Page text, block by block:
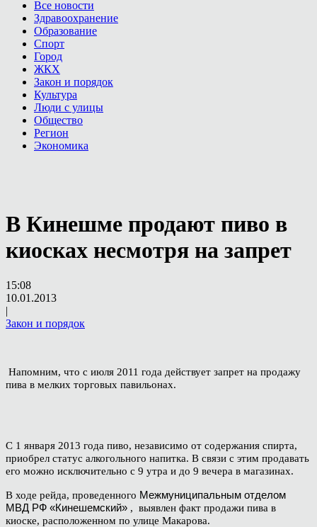
Все новости
Здравоохранение
Образование
Спорт
Город
ЖКХ
Закон и порядок
Культура
Люди с улицы
Общество
Регион
Экономика
В Кинешме продают пиво в
киосках несмотря на запрет
15:08
10.01.2013
|
Закон и порядок
Напомним, что с июля 2011 года действует запрет на продажу
пива в мелких торговых павильонах.
С 1 января 2013 года пиво, независимо от содержания спирта,
приобрел статус алкогольного напитка. В связи с этим продавать
его можно исключительно с 9 утра и до 9 вечера в магазинах.
В ходе рейда, проведенного Межмуниципальным отделом
МВД РФ «Кинешемский» , выявлен факт продажи пива в
киоске, расположенном по улице Макарова.